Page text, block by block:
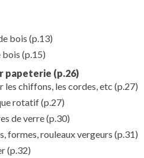
bois (p.13)
bois (p.15)
papeterie (p.26)
les chiffons, les cordes, etc (p.27)
rotatif(p.27)
de verre(p.30)
formes, rouleaux vergeurs (p.31)
(p.32)